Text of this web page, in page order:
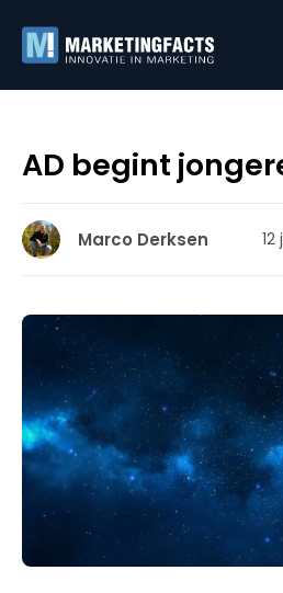
AD begint
Marco Derksen 12